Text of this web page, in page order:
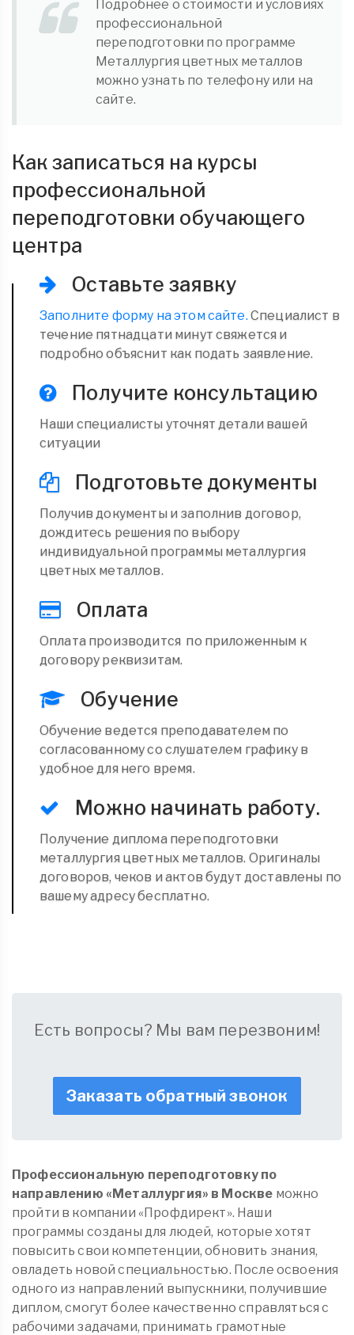
Подробнее о стоимости и условиях
профессиональной
переподготовки по программе
Металлургия цветных металлов
можно узнать по телефону или на
сайте.
Как записаться на курсы
профессиональной
переподготовки обучающего
центра
Оставьте заявку
Заполните форму на этом сайте. Специалист в
течение пятнадцати минут свяжется и
подробно объяснит как подать заявление.
Получите консультацию
Наши специалисты уточнят детали вашей
ситуации
Подготовьте документы
Получив документы и заполнив договор,
дождитесь решения по выбору
индивидуальной программы металлургия
цветных металлов.
Оплата
Оплата производится по приложенным к
договору реквизитам.
Обучение
Обучение ведется преподавателем по
согласованному со слушателем графику в
удобное для него время.
Можно начинать работу.
Получение диплома переподготовки
металлургия цветных металлов. Оригиналы
договоров, чеков и актов будут доставлены по
вашему адресу бесплатно.
Есть вопросы? Мы вам перезвоним!
Заказать обратный звонок
Профессиональную переподготовку по
направлению «Металлургия» в Москве можно
пройти в компании «Профдирект». Наши
программы созданы для людей, которые хотят
повысить свои компетенции, обновить знания,
овладеть новой специальностью. После освоения
одного из направлений выпускники, получившие
диплом, смогут более качественно справляться с
рабочими задачами, принимать грамотные